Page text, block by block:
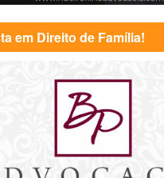
em Direito de Família!